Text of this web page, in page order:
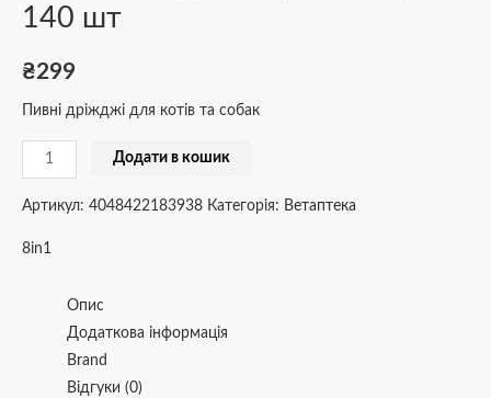
140 шт
₴299
Пивні дріжджі для котів та собак
Додати в кошик
Артикул: 4048422183938 Категорія: Ветаптека
8in1
Опис
Додаткова інформація
Brand
Відгуки (0)